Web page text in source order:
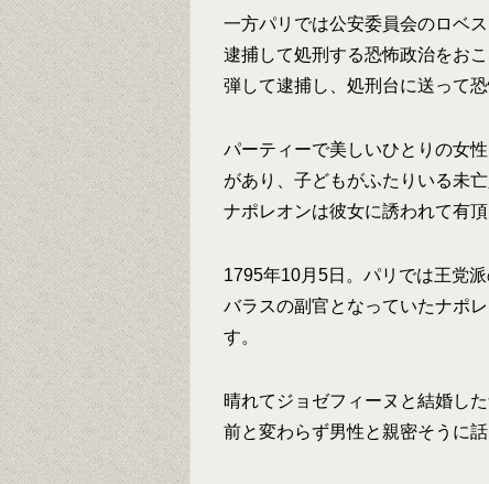
一方パリでは公安委員会のロベ
逮捕して処刑する恐怖政治をお
弾して逮捕し、処刑台に送って
パーティーで美しいひとりの女
があり、子どもがふたりいる未
ナポレオンは彼女に誘われて有
1795年10月5日。パリでは王党
バラスの副官となっていたナポ
す。
晴れてジョゼフィーヌと結婚し
前と変わらず男性と親密そうに話